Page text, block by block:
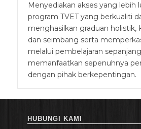
Menyediakan akses yang lebih
program TVET yang berkualiti
menghasilkan graduan holistik,
dan seimbang serta
melalui pembelajaran
memanfaatkan sepenuhnya
dengan pihak berkepentingan.
HUBUNGI KAMI